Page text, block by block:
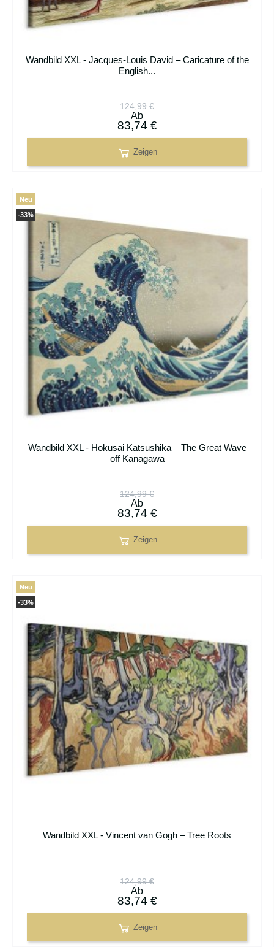
Wandbild XXL - Jacques-Louis David – Caricature of the
English...
124,99 €
Ab
83,74 €
Zeigen
Wandbild XXL - Hokusai Katsushika – The Great Wave
off Kanagawa
124,99 €
Ab
83,74 €
Zeigen
-33%
Neu
Wandbild XXL - Vincent van Gogh – Tree Roots
124,99 €
Ab
83,74 €
Zeigen
-33%
Neu